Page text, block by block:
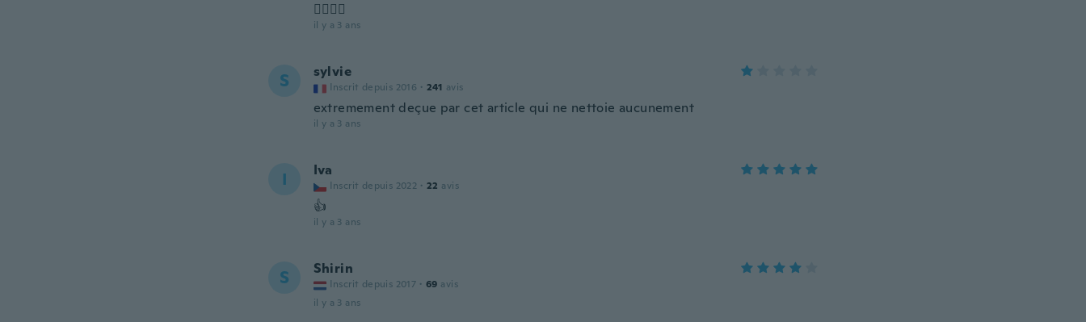
👍🏻👍🏻
il y a 3 ans
S sylvie
Inscrit depuis 2016 · 241 avis
extremement deçue par cet article qui ne nettoie aucunement
il y a 3 ans
I Iva
Inscrit depuis 2022 · 22 avis
👍
il y a 3 ans
S Shirin
Inscrit depuis 2017 · 69 avis
il y a 3 ans